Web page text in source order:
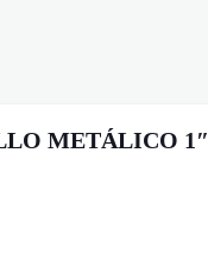
METÁLICO 1″